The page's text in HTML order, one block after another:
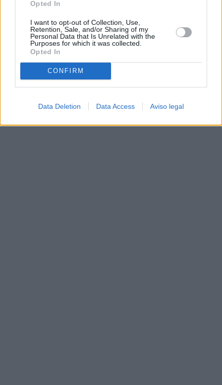
Opted In
I want to opt-out of Collection, Use,
Retention, Sale, and/or Sharing of my
Personal Data that Is Unrelated with the
Purposes for which it was collected.
Opted In
CONFIRM
Data Deletion Data Access Aviso legal